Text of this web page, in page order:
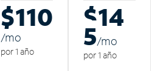
$110
/mo
por 1 año
$14
5/mo
por 1 año